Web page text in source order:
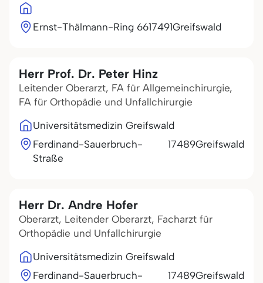
Ernst-Thälmann-Ring 6617491Greifswald
Herr Prof. Dr. Peter Hinz
Leitender Oberarzt, FA für Allgemeinchirurgie,
FA für Orthopädie und Unfallchirurgie
Universitätsmedizin Greifswald
Ferdinand-Sauerbruch-
Straße
17489Greifswald
Herr Dr. Andre Hofer
Oberarzt, Leitender Oberarzt, Facharzt für
Orthopädie und Unfallchirurgie
Universitätsmedizin Greifswald
Ferdinand-Sauerbruch-
17489Greifswald